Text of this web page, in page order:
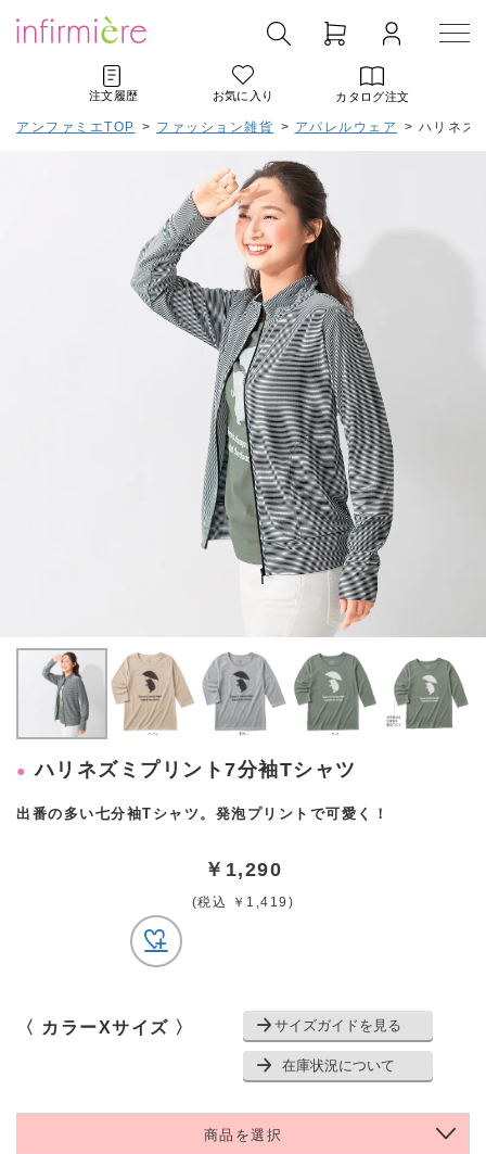
注文履歴 お気に入り カタログ注文
アンファミエTOP > ファッション雑貨 > アパレルウェア > ハリネズ
ハリネズミプリント7分袖Tシャツ
出番の多い七分袖Tシャツ。発泡プリントで可愛く！
￥1,290
(税込 ￥1,419)
〈 カラーXサイズ 〉 サイズガイドを見る
在庫状況について
商品を選択